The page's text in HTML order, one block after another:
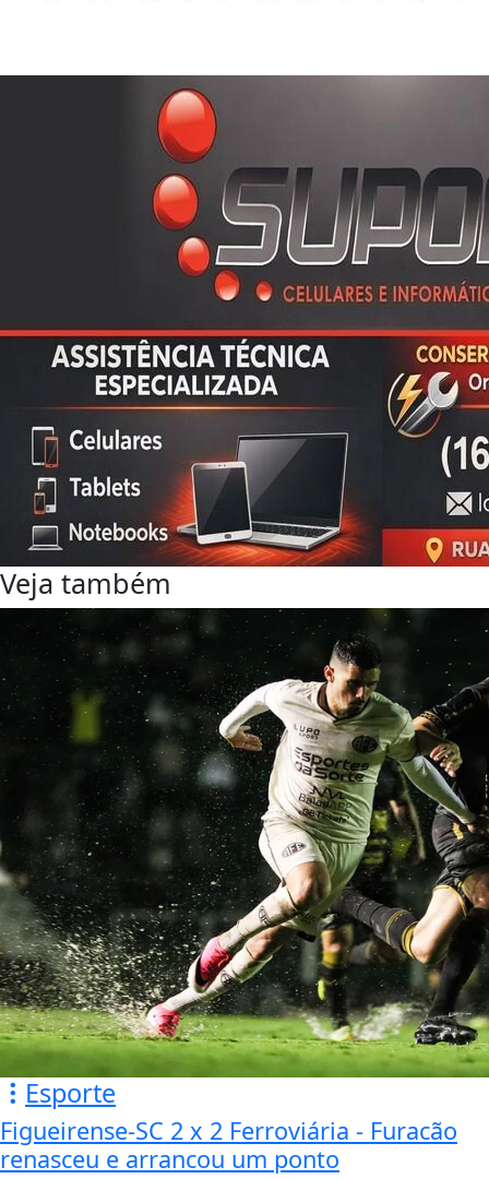
Veja também
Esporte
Figueirense-SC 2 x 2 Ferroviária - Furacão
renasceu e arrancou um ponto